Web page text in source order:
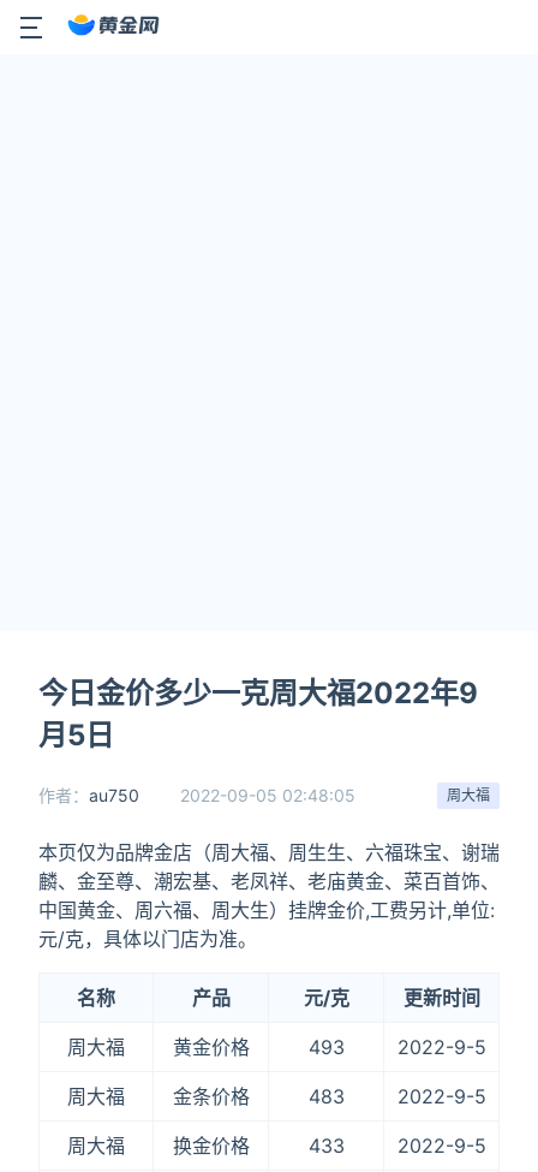
今日金价多少一克周大福2022年9
月5日
周大福
作者： au750 2022-09-05 02:48:05
本页仅为品牌金店（周大福、周生生、六福珠宝、谢瑞
麟、金至尊、潮宏基、老凤祥、老庙黄金、菜百首饰、
中国黄金、周六福、周大生）挂牌金价,工费另计,单位:
元/克，具体以门店为准。
名称 产品 元/克 更新时间
周大福 黄金价格 493 2022-9-5
周大福 金条价格 483 2022-9-5
周大福 换金价格 433 2022-9-5